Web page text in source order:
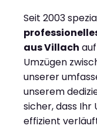
Seit 2003
aus Villach
Umzügen
unserer
unserem
sicher, dass Ihr
effizient